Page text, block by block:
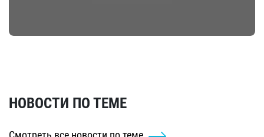
НОВОСТИ ПО ТЕМЕ